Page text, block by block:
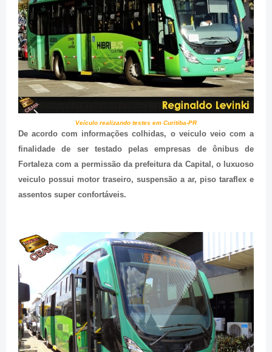
Veículo realizando testes em Curitiba-PR
De acordo com informações colhidas, o veiculo veio com a
finalidade de ser testado pelas empresas de ônibus de
Fortaleza com a permissão da prefeitura da Capital, o luxuoso
veiculo possui motor traseiro, suspensão a ar, piso taraflex e
assentos super confortáveis.